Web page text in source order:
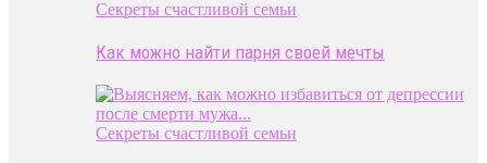
Секреты счастливой семьи
Как можно найти парня своей мечты
Секреты счастливой семьи